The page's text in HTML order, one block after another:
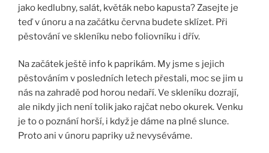
jako kedlubny, salát, květák nebo kapusta? Zasejte je
teď v únoru a na začátku června budete sklízet. Při
pěstování ve skleníku nebo foliovníku i dřív.
Na začátek ještě info k paprikám. My jsme s jejich
pěstováním v posledních letech přestali, moc se jim u
nás na zahradě pod horou nedaří. Ve skleníku dozrají,
ale nikdy jich není tolik jako rajčat nebo okurek. Venku
je to o poznání horší, i když je dáme na plné slunce.
Proto ani v únoru papriky už nevyséváme.